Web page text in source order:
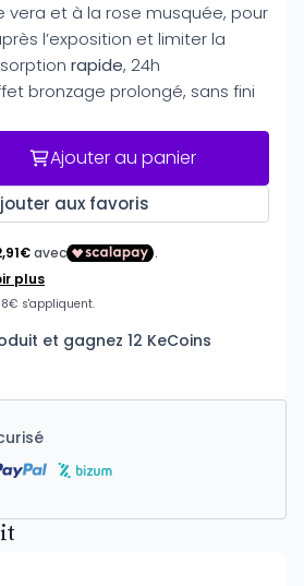
vera et à la rose musquée, pour
l’exposition et limiter la
rapide, 24h
bronzage prolongé, sans fini
Ajouter au panier
aux favoris
et gagnez 12 KeCoins